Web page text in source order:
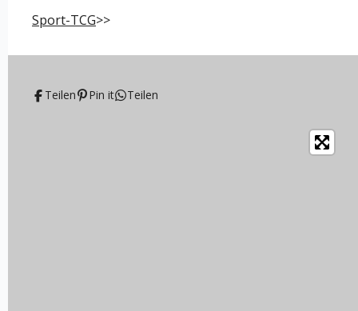
Sport-TCG>>
Teilen Pin it Teilen